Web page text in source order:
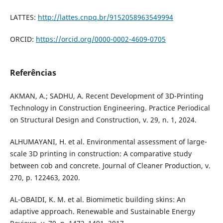
LATTES: http://lattes.cnpq.br/9152058963549994
ORCID: https://orcid.org/0000-0002-4609-0705
Referências
AKMAN, A.; SADHU, A. Recent Development of 3D-Printing
Technology in Construction Engineering. Practice Periodical
on Structural Design and Construction, v. 29, n. 1, 2024.
ALHUMAYANI, H. et al. Environmental assessment of large-
scale 3D printing in construction: A comparative study
between cob and concrete. Journal of Cleaner Production, v.
270, p. 122463, 2020.
AL-OBAIDI, K. M. et al. Biomimetic building skins: An
adaptive approach. Renewable and Sustainable Energy